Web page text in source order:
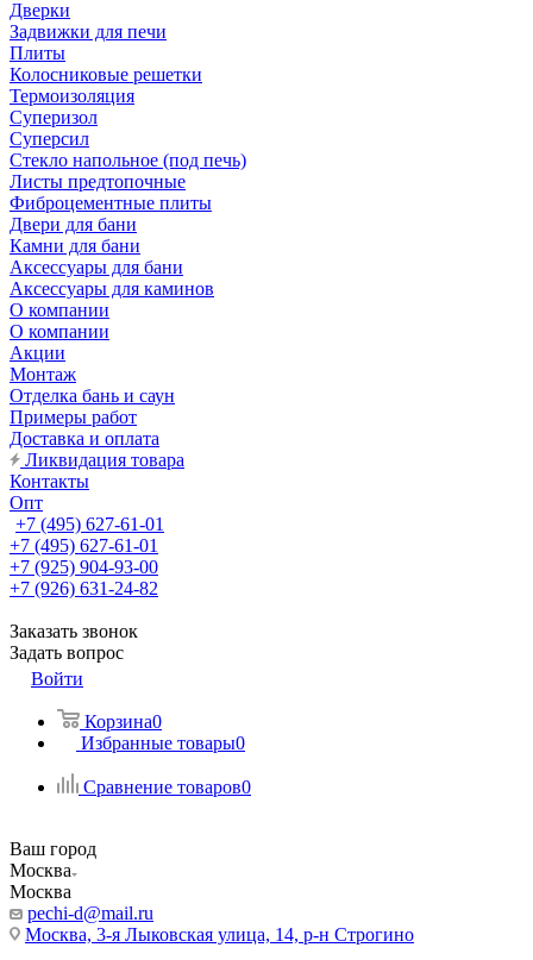
Дверки
Задвижки для печи
Плиты
Колосниковые решетки
Термоизоляция
Суперизол
Суперсил
Стекло напольное (под печь)
Листы предтопочные
Фиброцементные плиты
Двери для бани
Камни для бани
Аксессуары для бани
Аксессуары для каминов
О компании
О компании
Акции
Монтаж
Отделка бань и саун
Примеры работ
Доставка и оплата
Ликвидация товара
Контакты
Опт
+7 (495) 627-61-01
+7 (495) 627-61-01
+7 (925) 904-93-00
+7 (926) 631-24-82
Заказать звонок
Задать вопрос
Войти
Корзина0
Избранные товары0
Сравнение товаров0
Ваш город
Москва
Москва
pechi-d@mail.ru
Москва, 3-я Лыковская улица, 14, р-н Строгино